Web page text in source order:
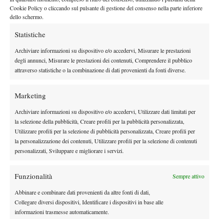
Cookie Policy o cliccando sul pulsante di gestione del consenso nella parte inferiore
dello schermo.
Statistiche
Archiviare informazioni su dispositivo e/o accedervi, Misurare le prestazioni
degli annunci, Misurare le prestazioni dei contenuti, Comprendere il pubblico
attraverso statistiche o la combinazione di dati provenienti da fonti diverse.
Marketing
Archiviare informazioni su dispositivo e/o accedervi, Utilizzare dati limitati per
la selezione della pubblicità, Creare profili per la pubblicità personalizzata,
Utilizzare profili per la selezione di pubblicità personalizzata, Creare profili per
la personalizzazione dei contenuti, Utilizzare profili per la selezione di contenuti
personalizzati, Sviluppare e migliorare i servizi.
Funzionalità Sempre attivo
Abbinare e combinare dati provenienti da altre fonti di dati,
Collegare diversi dispositivi, Identificare i dispositivi in base alle
informazioni trasmesse automaticamente.
una sfida equilibrata e combattuta.
Claudio Grassi b. Omar Giacalone 62 67(5) 63
con l’arbitro. Grassi parte bene e vince subito il primo set 6-2,
seguito sugli spalti da coach Fabio Gorietti e Claudio Pistolesi. Il